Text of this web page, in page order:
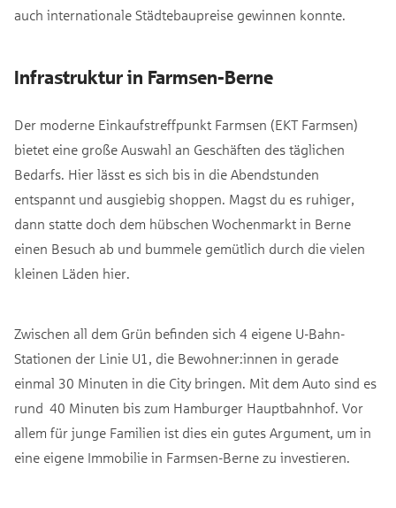
auch internationale Städtebaupreise gewinnen konnte.
Infrastruktur in Farmsen-Berne
Der moderne Einkaufstreffpunkt Farmsen (EKT Farmsen)
bietet eine große Auswahl an Geschäften des täglichen
Bedarfs. Hier lässt es sich bis in die Abendstunden
entspannt und ausgiebig shoppen. Magst du es ruhiger,
dann statte doch dem hübschen Wochenmarkt in Berne
einen Besuch ab und bummele gemütlich durch die vielen
kleinen Läden hier.
Zwischen all dem Grün befinden sich 4 eigene U-Bahn-
Stationen der Linie U1, die Bewohner:innen in gerade
einmal 30 Minuten in die City bringen. Mit dem Auto sind es
rund 40 Minuten bis zum Hamburger Hauptbahnhof. Vor
allem für junge Familien ist dies ein gutes Argument, um in
eine eigene Immobilie in Farmsen-Berne zu investieren.